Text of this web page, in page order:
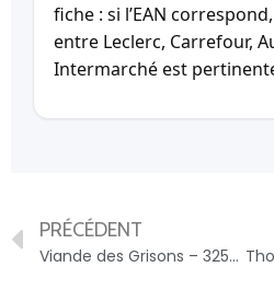
fiche : si l’EAN
entre Leclerc, Carrefour,
Intermarché est
PRÉCÉDENT
Viande des Grisons – 3254560280670